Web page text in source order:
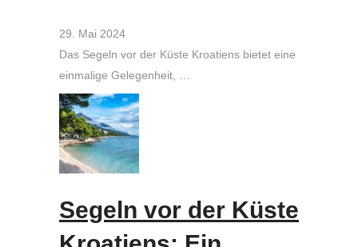
29. Mai 2024
Das Segeln vor der Küste Kroatiens bietet eine
einmalige Gelegenheit, …
Segeln vor der Küste